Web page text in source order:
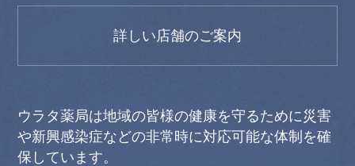
詳しい店舗のご案内
ウラタ薬局は地域の皆様の健康を守るために災害
や新興感染症などの非常時に対応可能な体制を確
保しています。